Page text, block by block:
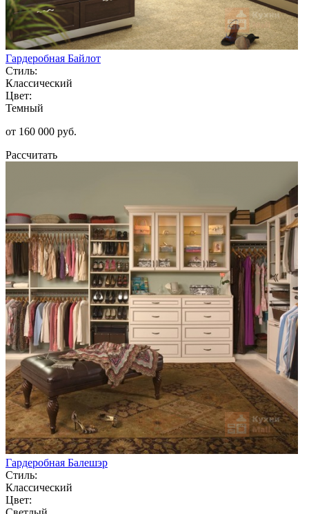
Гардеробная Байлот
Стиль:
Классический
Цвет:
Темный
от 160 000 руб.
Рассчитать
Гардеробная Балешэр
Стиль:
Классический
Цвет: